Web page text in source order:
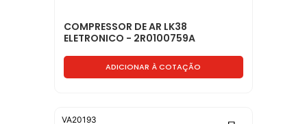
COMPRESSOR DE AR LK38
ELETRONICO - 2R0100759A
ADICIONAR À COTAÇÃO
VA20193